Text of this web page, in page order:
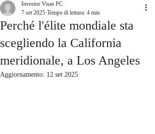
Perché l'élite mondiale sta
scegliendo la California
meridionale, a Los Angeles
Investor Visas PC
7 set 2025 Tempo di lettura: 4 min
Aggiornamento: 12 set 2025